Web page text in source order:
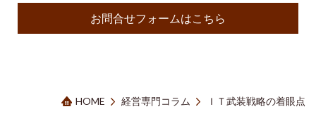
お問合せフォームはこちら
HOME 経営専門コラム ＩＴ武装戦略の着眼点